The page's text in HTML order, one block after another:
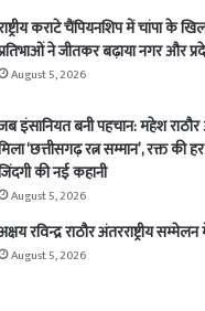
कराटे चैंपियनशिप में चांपा के
ने जीतकर बढ़ाया नगर और
August 5, 2026
इंसानियत बनी पहचान: महेश
‘छत्तीसगढ़ रत्न सम्मान’, रक्त की
की नई कहानी
August 5, 2026
रविन्द्र राठौर अंतरराष्ट्रीय
August 5, 2026